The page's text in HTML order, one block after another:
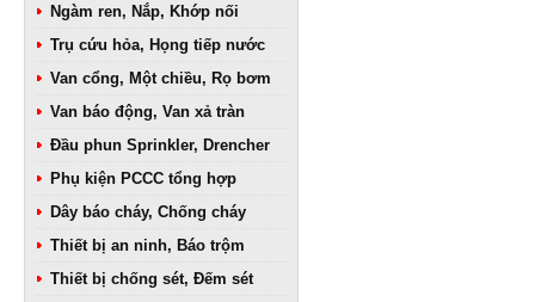
Ngàm ren, Nắp, Khớp nối
Trụ cứu hỏa, Họng tiếp nước
Van cổng, Một chiều, Rọ bơm
Van báo động, Van xả tràn
Đầu phun Sprinkler, Drencher
Phụ kiện PCCC tổng hợp
Dây báo cháy, Chống cháy
Thiết bị an ninh, Báo trộm
Thiết bị chống sét, Đếm sét